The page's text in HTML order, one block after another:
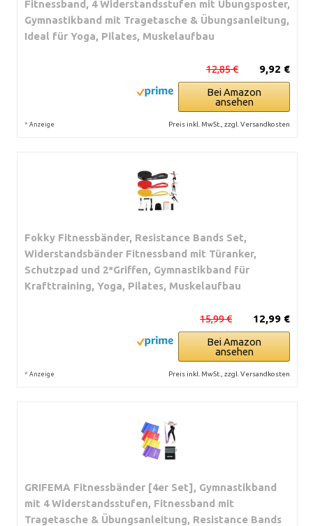
Fitnessband, 4 Widerstandsstufen mit Übungsposter,
Gymnastikband mit Tragetasche & Übungsanleitung,
Ideal für Yoga, Pilates, Muskelaufbau
9,92 €
12,85 €
Bei Amazon
ansehen
* Anzeige Preis inkl. MwSt., zzgl. Versandkosten
Fokky Fitnessbänder, Resistance Bands Set,
Widerstandsbänder Fitnessband mit Türanker,
Schutzpad und 2*Griffen, Gymnastikband für
Krafttraining, Yoga, Pilates, Muskelaufbau
12,99 €
15,99 €
Bei Amazon
ansehen
* Anzeige Preis inkl. MwSt., zzgl. Versandkosten
GRIFEMA Fitnessbänder [4er Set], Gymnastikband
mit 4 Widerstandsstufen, Fitnessband mit
Tragetasche & Übungsanleitung, Resistance Bands